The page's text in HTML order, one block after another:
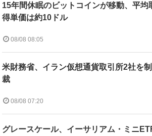
15年間休眠のビットコインが移動、平均
得単価は約10ドル
08/08 08:05
米財務省、イラン仮想通貨取引所2社を制
裁
08/08 07:20
グレースケール、イーサリアム・ミニ